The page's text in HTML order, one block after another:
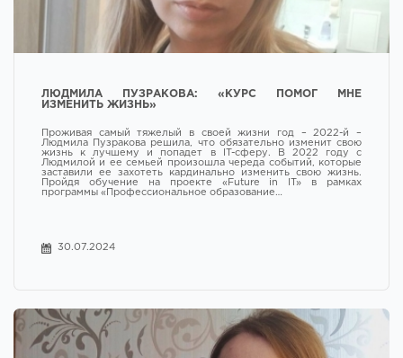
ЛЮДМИЛА ПУЗРАКОВА: «КУРС ПОМОГ МНЕ
ИЗМЕНИТЬ ЖИЗНЬ»
Проживая самый тяжелый в своей жизни год – 2022-й –
Людмила Пузракова решила, что обязательно изменит свою
жизнь к лучшему и попадет в IT-сферу. В 2022 году с
Людмилой и ее семьей произошла череда событий, которые
заставили ее захотеть кардинально изменить свою жизнь.
Пройдя обучение на проекте «Future in IT» в рамках
программы «Профессиональное образование…
30.07.2024